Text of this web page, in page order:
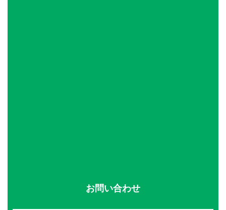
お問い合わせ